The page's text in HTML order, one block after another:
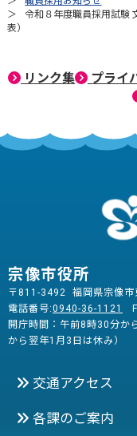
令和８年度職員採用試験
表）
リンク集 プライ
宗像市役所
〒811-3492 福岡県宗像市
電話番号:0940-36-1121
開庁時間：午前8時30分か
から翌年1月3日は休み）
交通アクセス
各課のご案内